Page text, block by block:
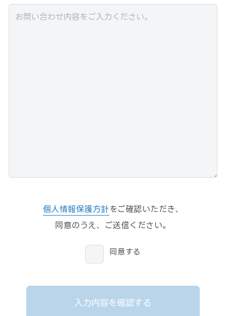
個人情報保護方針をご確認いただき、
同意のうえ、ご送信ください。
同意する
入力内容を確認する